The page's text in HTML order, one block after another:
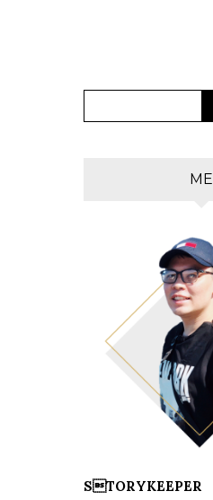
ME
STORYKEEPER